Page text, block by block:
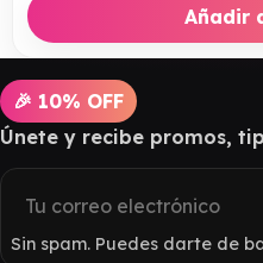
Añadir
🎉 10% OFF
Únete y recibe promos,
Sin spam. Puedes darte de